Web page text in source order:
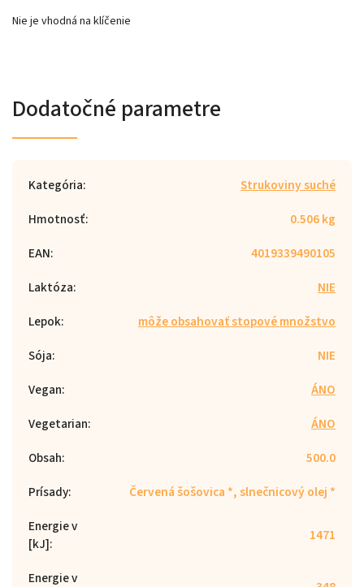
Nie je vhodná na klíčenie
Dodatočné parametre
Kategória:
Strukoviny suché
Hmotnosť:
0.506 kg
EAN:
4019339490105
Laktóza:
NIE
Lepok:
môže obsahovať stopové množstvo
Sója:
NIE
Vegan:
ÁNO
Vegetarian:
ÁNO
Obsah:
500.0
Prísady:
Červená šošovica *, slnečnicový olej *
Energie v
[kJ]: 1471
Energie v